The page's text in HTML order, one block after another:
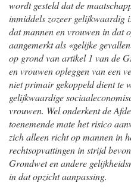
wordt gesteld dat de
inmiddels zozeer gelijkwaardig
dat mannen en vrouwen in dat
aangemerkt als «gelijke
op grond van artikel 1 van de
en vrouwen opleggen van een
niet primair gekoppeld dient te
gelijkwaardige
vrouwen. Wel onderkent de
toenemende mate het risico
zich alleen richt op mannen in
rechtsopvattingen in strijd
Grondwet en andere
in dat opzicht aanpassing.